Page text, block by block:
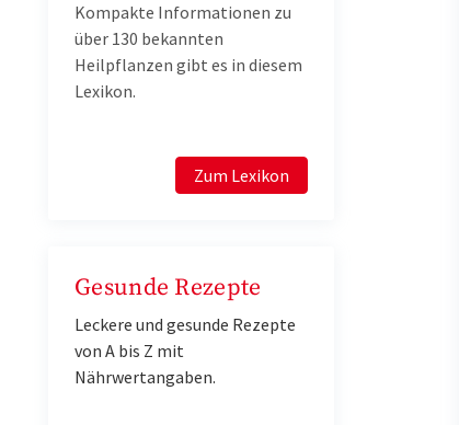
Kompakte Informationen zu
über 130 bekannten
Heilpflanzen gibt es in diesem
Lexikon.
Zum Lexikon
Gesunde Rezepte
Leckere und gesunde Rezepte
von A bis Z mit
Nährwertangaben.